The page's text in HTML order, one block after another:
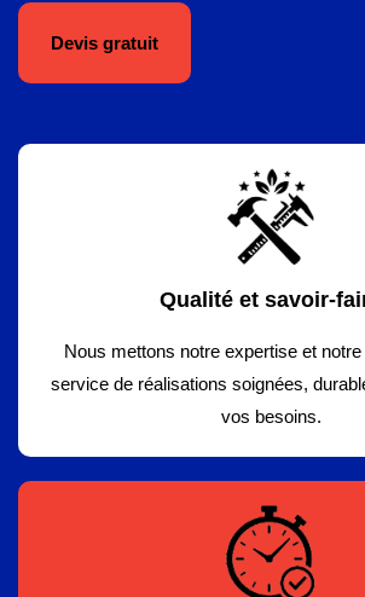
Devis gratuit
Qualité et savoir-
Nous mettons notre expertise et
service de réalisations soignées,
vos besoins.